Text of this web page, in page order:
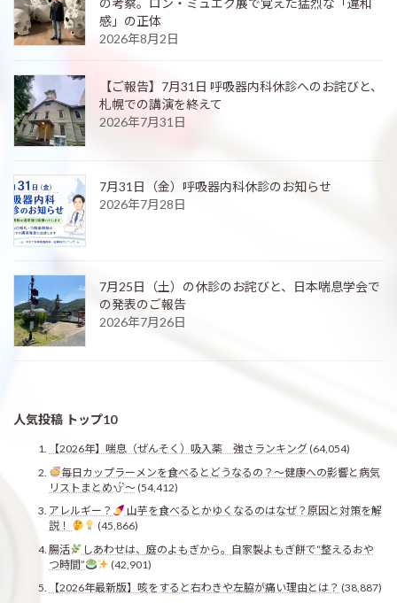
の考察。ロン・ミュエク展で覚えた猛烈な「違和
感」の正体
2026年8月2日
【ご報告】7月31日 呼吸器内科休診へのお詫びと、
札幌での講演を終えて
2026年7月31日
7月31日（金）呼吸器内科休診のお知らせ
2026年7月28日
7月25日（土）の休診のお詫びと、日本喘息学会で
の発表のご報告
2026年7月26日
人気投稿 トップ10
【2026年】喘息（ぜんそく）吸入薬 強さランキング(64,054)
毎日カップラーメンを食べるとどうなるの？〜健康への影響と病気
リストまとめ
〜(54,412)
アレルギー？
山芋を食べるとかゆくなるのはなぜ？原因と対策を解
説！
(45,866)
腸活
しあわせは、庭のよもぎから。自家製よもぎ餅で“整えるおや
つ時間”
(42,901)
【2026年最新版】咳をすると右わきや左脇が痛い理由とは？ (38,887)